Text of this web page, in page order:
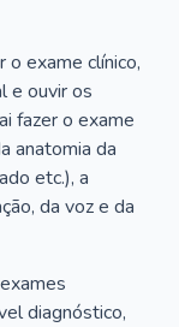
o exame clínico,
e ouvir os
fazer o exame
anatomia da
etc.), a
da voz e da
diagnóstico,